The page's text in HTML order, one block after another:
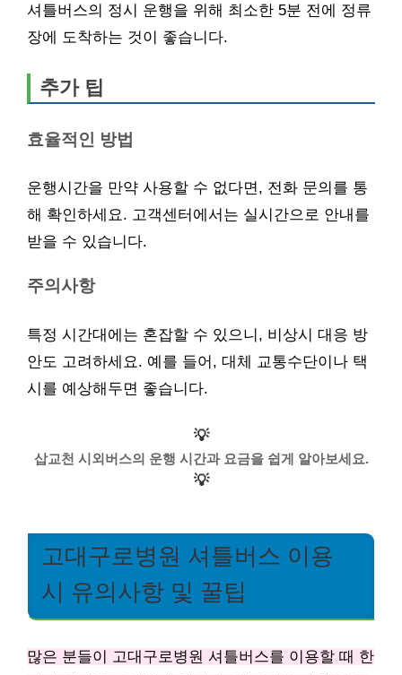
셔틀버스의 정시 운행을 위해 최소한 5분 전에 정류
장에 도착하는 것이 좋습니다.
추가 팁
효율적인 방법
운행시간을 만약 사용할 수 없다면, 전화 문의를 통
해 확인하세요. 고객센터에서는 실시간으로 안내를
받을 수 있습니다.
주의사항
특정 시간대에는 혼잡할 수 있으니, 비상시 대응 방
안도 고려하세요. 예를 들어, 대체 교통수단이나 택
시를 예상해두면 좋습니다.
💡
삽교천 시외버스의 운행 시간과 요금을 쉽게 알아보세요.
💡
고대구로병원 셔틀버스 이용
시 유의사항 및 꿀팁
많은 분들이 고대구로병원 셔틀버스를 이용할 때 한